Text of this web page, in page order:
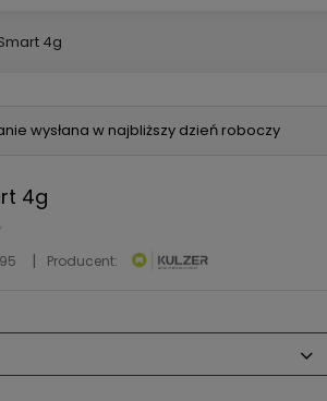
4g
wysłana w najbliższy dzień roboczy
4g
Producent: